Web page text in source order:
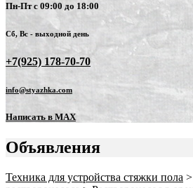
Пн-Пт с 09:00 до 18:00
Сб, Вс - выходной день
+7(925) 178-70-70
info@styazhka.com
Написать в MAX
Объявления
Техника для устройства стяжки пола >